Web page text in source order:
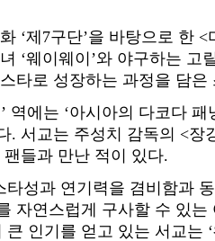
‘제7구단’을 바탕으로 한
‘웨이웨이’와 야구하는 고
타로 성장하는 과정을 담
역에는 ‘아시아의 다코다
. 서교는 주성치 감독의 <장
들과 만난 적이 있다.
타성과 연기력을 겸비함과
자연스럽게 구사할 수 있는
큰 인기를 얻고 있는 서교는